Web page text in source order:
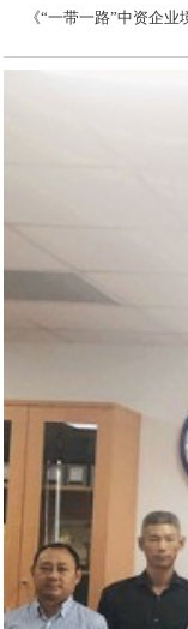
《“一带一路”中资企